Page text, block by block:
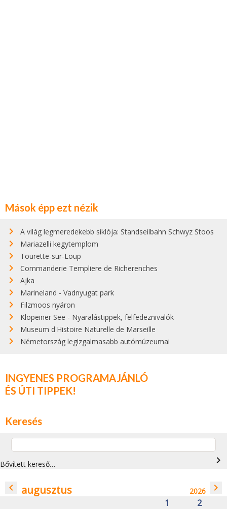
Mások épp ezt nézik
A világ legmeredekebb siklója: Standseilbahn Schwyz Stoos
Mariazelli kegytemplom
Tourette-sur-Loup
Commanderie Templiere de Richerenches
Ajka
Marineland - Vadnyugat park
Filzmoos nyáron
Klopeiner See - Nyaralástippek, felfedeznivalók
Museum d'Histoire Naturelle de Marseille
Németország legizgalmasabb autómúzeumai
INGYENES PROGRAMAJÁNLÓ
ÉS ÚTI TIPPEK!
Keresés
Bővített kereső… navigate_next
navigate_before augusztus 2026 navigate_next
1
2